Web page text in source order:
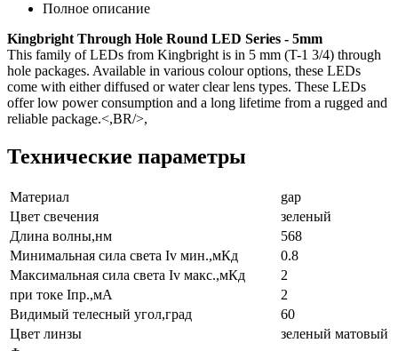
Полное описание
Kingbright Through Hole Round LED Series - 5mm
This family of LEDs from Kingbright is in 5 mm (T-1 3/4) through
hole packages. Available in various colour options, these LEDs
come with either diffused or water clear lens types. These LEDs
offer low power consumption and a long lifetime from a rugged and
reliable package.<,BR/>,
Технические параметры
Материал
gap
Цвет свечения
зеленый
Длина волны,нм
568
Минимальная сила света Iv мин.,мКд
0.8
Максимальная сила света Iv макс.,мКд
2
при токе Iпр.,мА
2
Видимый телесный угол,град
60
Цвет линзы
зеленый матовый